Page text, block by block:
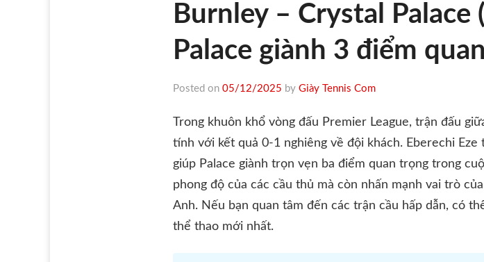
Burnley – Crystal Palace
Palace giành 3 điểm
Posted on 05/12/2025 by Giày Tennis Com
Trong khuôn khổ vòng đấu Premier League, trận đấu
tính với kết quả 0-1 nghiêng về đội khách. Eberechi
giúp Palace giành trọn vẹn ba điểm quan trọng trong
phong độ của các cầu thủ mà còn nhấn mạnh vai trò
Anh. Nếu bạn quan tâm đến các trận cầu hấp dẫn, có
thể thao mới nhất.